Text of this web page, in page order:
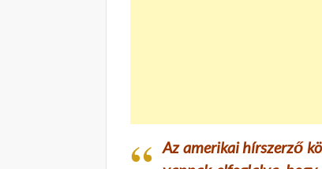
Az amerikai hírszerző